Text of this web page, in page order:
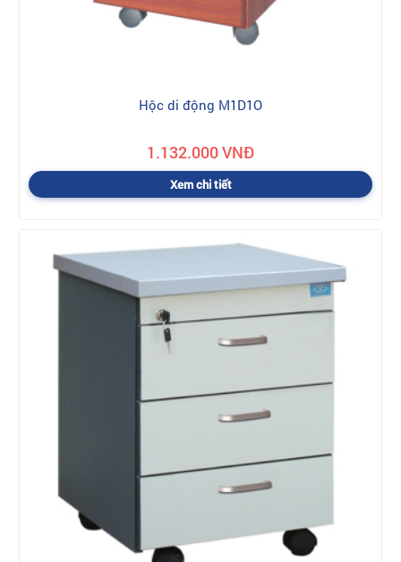
Hộc di động M1D1O
1.132.000 VNĐ
Xem chi tiết